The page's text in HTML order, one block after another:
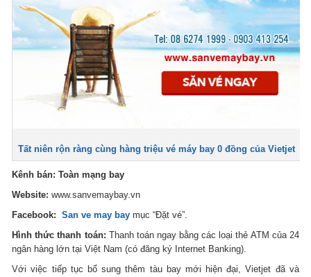
Tất niên rộn ràng cùng hàng triệu vé máy bay 0 đồng của Vietjet
Kênh bán: Toàn mạng bay
Website: www.sanvemaybay.vn
Facebook:
San ve may bay mục “Đặt vé”.
Hình thức thanh toán: Thanh toán ngay bằng các loại thẻ ATM của 24
ngân hàng lớn tại Việt Nam (có đăng ký Internet Banking).
Với việc tiếp tục bổ sung thêm tàu bay mới hiện đại, Vietjet đã và